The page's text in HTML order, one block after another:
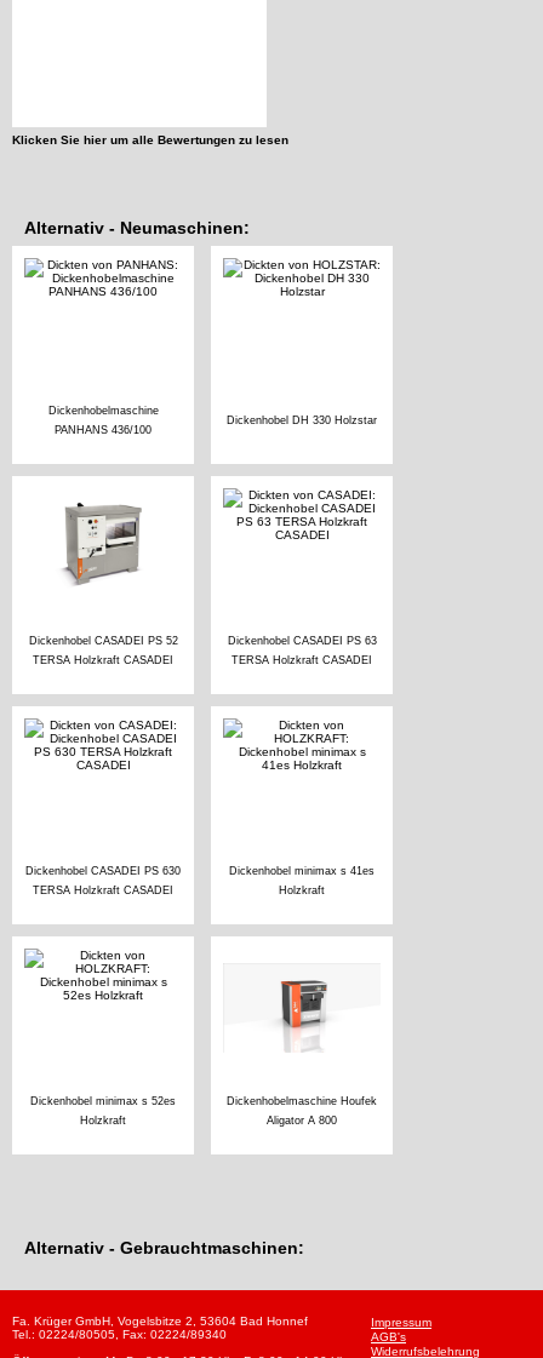
Klicken Sie hier um alle Bewertungen zu lesen
Alternativ - Neumaschinen:
Dickenhobelmaschine
PANHANS 436/100
Dickenhobel DH 330 Holzstar
Dickenhobel CASADEI PS 52
TERSA Holzkraft CASADEI
Dickenhobel CASADEI PS 63
TERSA Holzkraft CASADEI
Dickenhobel CASADEI PS 630
TERSA Holzkraft CASADEI
Dickenhobel minimax s 41es
Holzkraft
Dickenhobel minimax s 52es
Holzkraft
Dickenhobelmaschine Houfek
Aligator A 800
Alternativ - Gebrauchtmaschinen:
Fa. Krüger GmbH, Vogelsbitze 2, 53604 Bad Honnef
Tel.: 02224/80505, Fax: 02224/89340
Impressum
AGB's
Widerrufsbelehrung